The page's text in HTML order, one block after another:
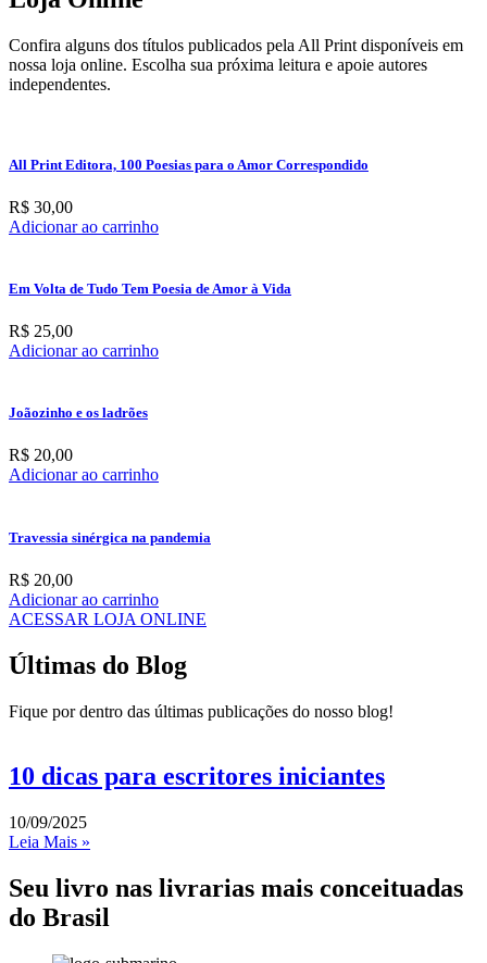
Confira alguns dos títulos publicados pela All Print disponíveis em
nossa loja online. Escolha sua próxima leitura e apoie autores
independentes.
All Print Editora, 100 Poesias para o Amor Correspondido
R$ 30,00
Adicionar ao carrinho
Em Volta de Tudo Tem Poesia de Amor à Vida
R$ 25,00
Adicionar ao carrinho
Joãozinho e os ladrões
R$ 20,00
Adicionar ao carrinho
Travessia sinérgica na pandemia
R$ 20,00
Adicionar ao carrinho
ACESSAR LOJA ONLINE
Últimas do Blog
Fique por dentro das últimas publicações do nosso blog!
10 dicas para escritores iniciantes
10/09/2025
Leia Mais »
Seu livro nas livrarias mais conceituadas
do Brasil